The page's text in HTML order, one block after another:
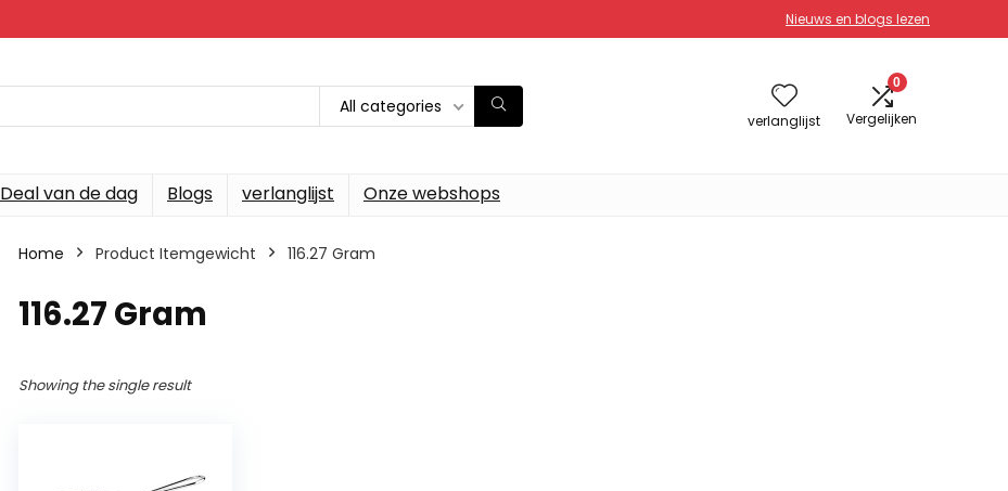
Nieuws en blogs lezen
All categories
verlanglijst
0
Vergelijken
Deal van de dag Blogs verlanglijst Onze webshops
Home Product Itemgewicht ‎116.27 Gram
‎116.27 Gram
Showing the single result